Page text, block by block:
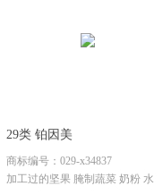
29类 铂因美
商标编号：029-x34837
加工过的坚果 腌制蔬菜 奶粉 水